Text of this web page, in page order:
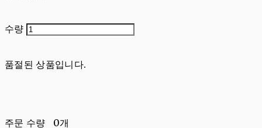
수량
품절된 상품입니다.
주문 수량
0개